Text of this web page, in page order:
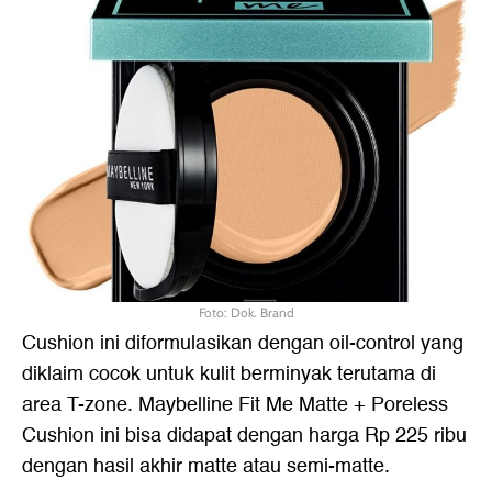
Foto: Dok. Brand
Cushion ini diformulasikan dengan oil-control yang
diklaim cocok untuk kulit berminyak terutama di
area T-zone. Maybelline Fit Me Matte + Poreless
Cushion ini bisa didapat dengan harga Rp 225 ribu
dengan hasil akhir matte atau semi-matte.